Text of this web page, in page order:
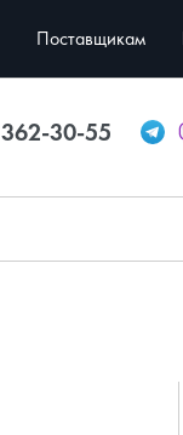
Поставщикам
30-55